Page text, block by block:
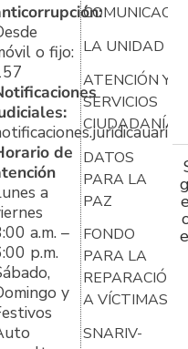
o fijo:
de
a
a.m. –
p.m.
y
LA UNIDAD
ATENCIÓN Y
SERVICIOS
CIUDADANÍA
DATOS
PARA LA
PAZ
FONDO
PARA LA
REPARACIÓN
A VÍCTIMAS
SNARIV-